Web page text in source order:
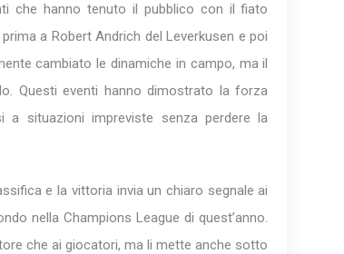
che hanno tenuto il pubblico con il fiato
a Robert Andrich del Leverkusen e poi
cambiato le dinamiche in campo, ma il
Questi eventi hanno dimostrato la forza
a situazioni impreviste senza perdere la
e la vittoria invia un chiaro segnale ai
nella Champions League di quest’anno.
che ai giocatori, ma li mette anche sotto